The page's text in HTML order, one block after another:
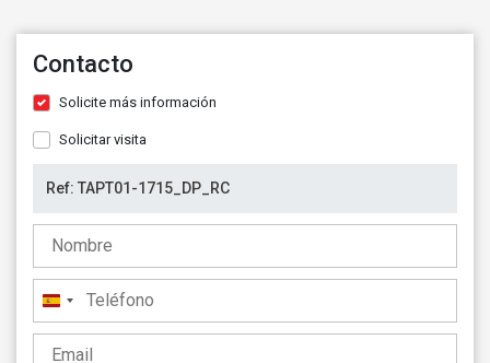
Contacto
Solicite más información
Solicitar visita
España
+34